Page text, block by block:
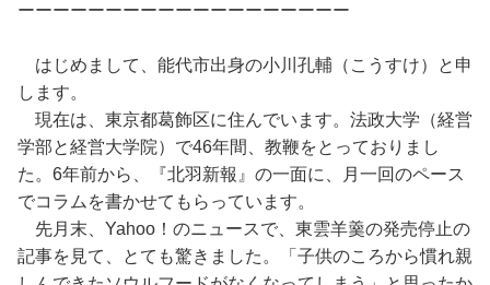
ーーーーーーーーーーーーーーーーーーー
はじめまして、能代市出身の小川孔輔（こうすけ）と申
します。
現在は、東京都葛飾区に住んでいます。法政大学（経営
学部と経営大学院）で46年間、教鞭をとっておりまし
た。6年前から、『北羽新報』の一面に、月一回のペース
でコラムを書かせてもらっています。
先月末、Yahoo！のニュースで、東雲羊羹の発売停止の
記事を見て、とても驚きました。「子供のころから慣れ親